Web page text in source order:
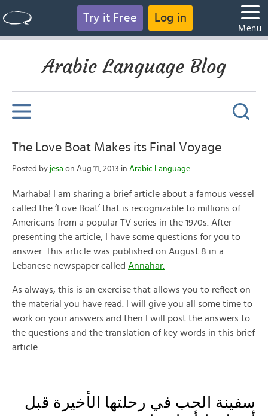
Try it Free Log in
Menu
Arabic Language Blog
The Love Boat Makes its Final Voyage
Posted by jesa on Aug 11, 2013 in Arabic Language
Marhaba! I am sharing a brief article about a famous vessel
called the ‘Love Boat’ that is recognizable to millions of
Americans from a popular TV series in the 1970s. After
presenting the article, I have some questions for you to
answer. This article was published on August 8 in a
Lebanese newspaper called Annahar.
As always, this is an exercise that allows you to reflect on
the material you have read. I will give you all some time to
work on your answers and then I will post the answers to
the questions and the translation of key words in this brief
article.
سفينة الحب في رحلتها الأخيرة قبل